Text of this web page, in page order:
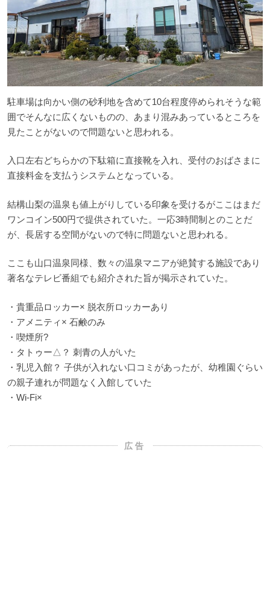
駐車場は向かい側の砂利地を含めて10台程度停められそうな範
囲でそんなに広くないものの、あまり混みあっているところを
見たことがないので問題ないと思われる。
入口左右どちらかの下駄箱に直接靴を入れ、受付のおばさまに
直接料金を支払うシステムとなっている。
結構山梨の温泉も値上がりしている印象を受けるがここはまだ
ワンコイン500円で提供されていた。一応3時間制とのことだ
が、長居する空間がないので特に問題ないと思われる。
ここも山口温泉同様、数々の温泉マニアが絶賛する施設であり
著名なテレビ番組でも紹介された旨が掲示されていた。
・貴重品ロッカー× 脱衣所ロッカーあり
・アメニティ× 石鹸のみ
・喫煙所?
・タトゥー△？ 刺青の人がいた
・乳児入館？ 子供が入れない口コミがあったが、幼稚園ぐらい
の親子連れが問題なく入館していた
・Wi-Fi×